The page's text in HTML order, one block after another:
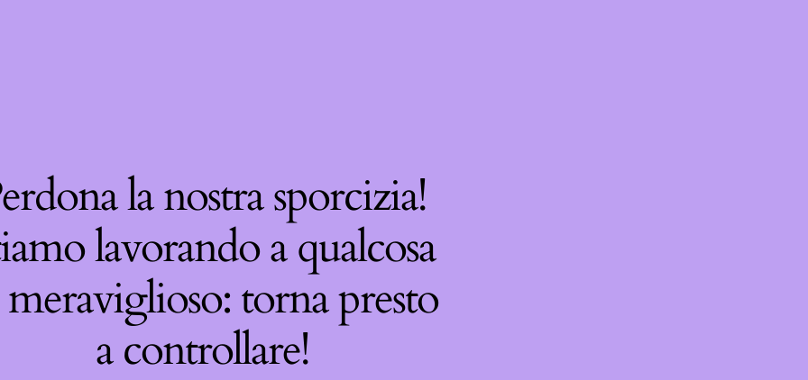
la nostra sporcizia!
lavorando a qualcosa
torna presto
a controllare!